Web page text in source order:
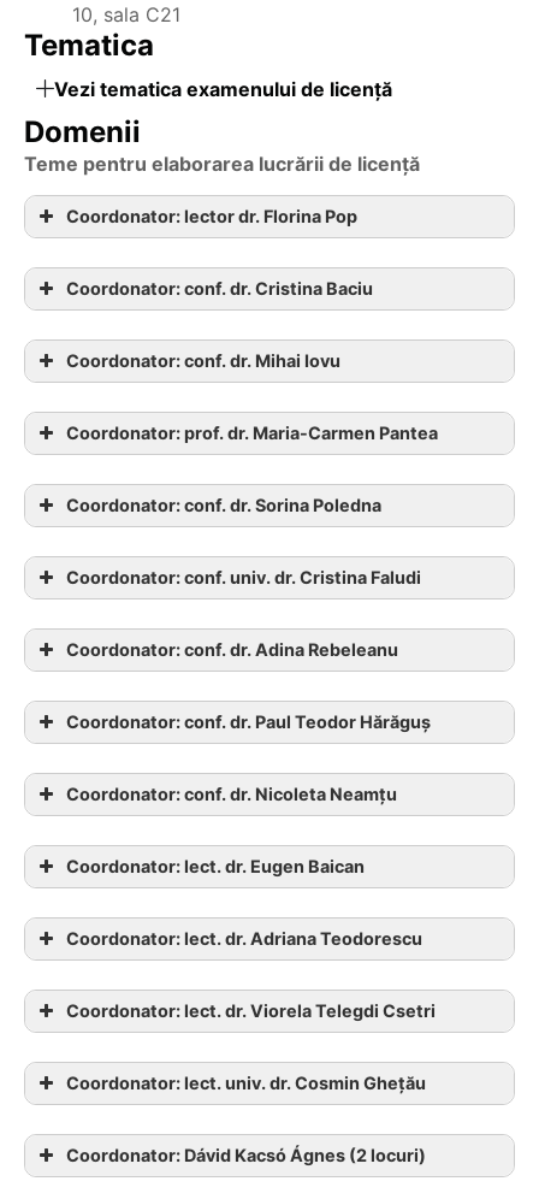
10, sala C21
Tematica
Vezi tematica examenului de licență
Domenii
Teme pentru elaborarea lucrării de licență
Coordonator: lector dr. Florina Pop
Coordonator: conf. dr. Cristina Baciu
Coordonator: conf. dr. Mihai Iovu
Coordonator: prof. dr. Maria-Carmen Pantea
maria.pantea@ubbcluj.ro
de muncă
Coordonator: conf. dr. Sorina Poledna
Coordonator: conf. univ. dr. Cristina Faludi
Coordonator: conf. dr. Adina Rebeleanu
Tematici generale licenta:
Tematici generale disertatie:
Coordonator: conf. dr. Paul Teodor Hărăguș
Coordonator: conf. dr. Nicoleta Neamțu
E-mail de
Coordonator: lect. dr. Eugen Baican
Coordonator: lect. dr. Adriana Teodorescu
Coordonator: lect. dr. Viorela Telegdi Csetri
Coordonator: lect. univ. dr. Cosmin Ghețău
Subculturile urbane și devianța juvenilă
Coordonator: Dávid Kacsó Ágnes (2 locuri)